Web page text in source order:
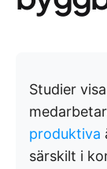
Studier
produktiva
särskilt i